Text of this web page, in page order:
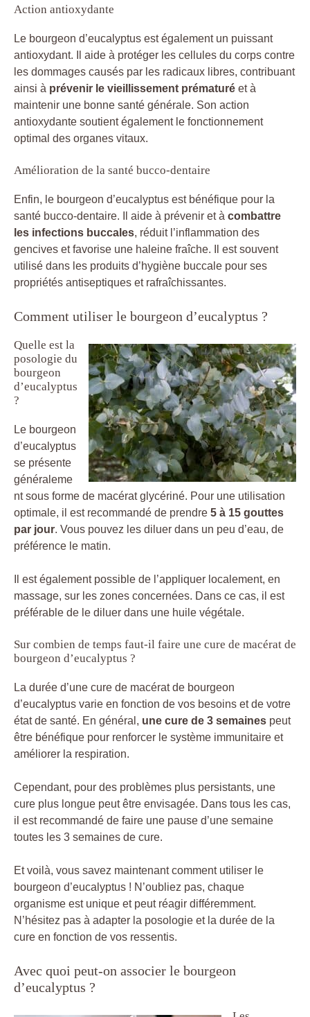
Action antioxydante
Le bourgeon d’eucalyptus est également un puissant
antioxydant. Il aide à protéger les cellules du corps contre
les dommages causés par les radicaux libres, contribuant
ainsi à prévenir le vieillissement prématuré et à
maintenir une bonne santé générale. Son action
antioxydante soutient également le fonctionnement
optimal des organes vitaux.
Amélioration de la santé bucco-dentaire
Enfin, le bourgeon d’eucalyptus est bénéfique pour la
santé bucco-dentaire. Il aide à prévenir et à combattre
les infections buccales, réduit l’inflammation des
gencives et favorise une haleine fraîche. Il est souvent
utilisé dans les produits d’hygiène buccale pour ses
propriétés antiseptiques et rafraîchissantes.
Comment utiliser le bourgeon d’eucalyptus ?
Quelle est la
posologie du
bourgeon
d’eucalyptus
?
Le bourgeon
d’eucalyptus
se présente
généraleme
nt sous forme de macérat glycériné. Pour une utilisation
optimale, il est recommandé de prendre 5 à 15 gouttes
par jour. Vous pouvez les diluer dans un peu d’eau, de
préférence le matin.
Il est également possible de l’appliquer localement, en
massage, sur les zones concernées. Dans ce cas, il est
préférable de le diluer dans une huile végétale.
Sur combien de temps faut-il faire une cure de macérat de
bourgeon d’eucalyptus ?
La durée d’une cure de macérat de bourgeon
d’eucalyptus varie en fonction de vos besoins et de votre
état de santé. En général, une cure de 3 semaines peut
être bénéfique pour renforcer le système immunitaire et
améliorer la respiration.
Cependant, pour des problèmes plus persistants, une
cure plus longue peut être envisagée. Dans tous les cas,
il est recommandé de faire une pause d’une semaine
toutes les 3 semaines de cure.
Et voilà, vous savez maintenant comment utiliser le
bourgeon d’eucalyptus ! N’oubliez pas, chaque
organisme est unique et peut réagir différemment.
N’hésitez pas à adapter la posologie et la durée de la
cure en fonction de vos ressentis.
Avec quoi peut-on associer le bourgeon
d’eucalyptus ?